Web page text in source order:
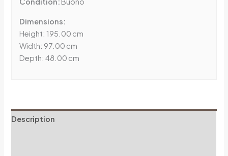
Dimensions:
Height: 195.00 cm
Width: 97.00 cm
Depth: 48.00 cm
Description